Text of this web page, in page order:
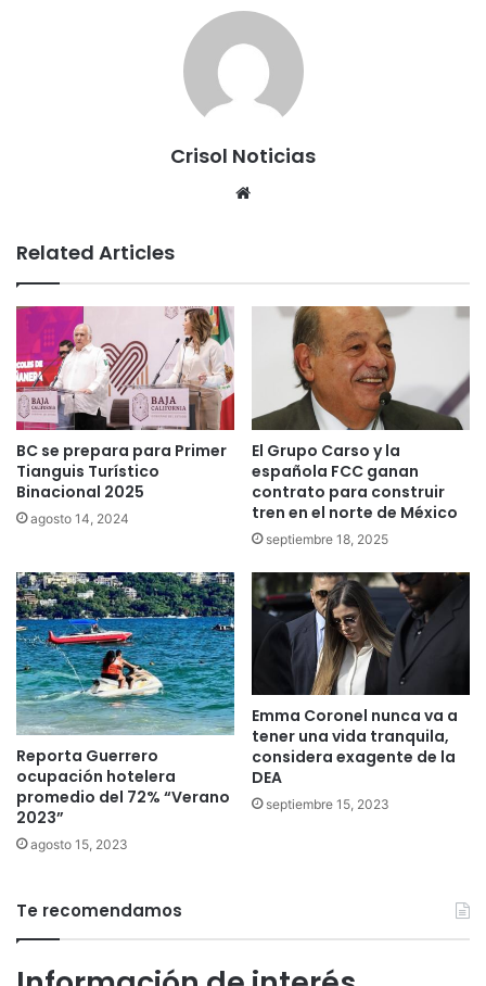
Crisol Noticias
Related Articles
BC se prepara para Primer
Tianguis Turístico
Binacional 2025
agosto 14, 2024
El Grupo Carso y la
española FCC ganan
contrato para construir
tren en el norte de México
septiembre 18, 2025
Reporta Guerrero
ocupación hotelera
promedio del 72% “Verano
2023”
agosto 15, 2023
Emma Coronel nunca va a
tener una vida tranquila,
considera exagente de la
DEA
septiembre 15, 2023
Te recomendamos